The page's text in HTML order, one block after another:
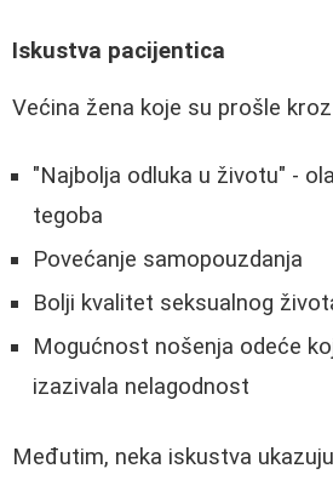
Iskustva pacijentica
Većina žena koje su prošle
"Najbolja odluka u životu" -
tegoba
Povećanje samopouzdanja
Bolji kvalitet seksualnog
Mogućnost nošenja odeće
izazivala nelagodnost
Međutim, neka iskustva